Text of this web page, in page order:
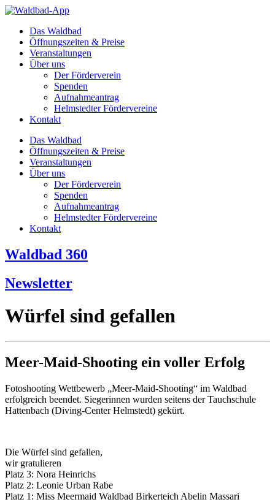
Zum
springenDas Waldbad
Öffnungszeiten & Preise
Veranstaltungen
Über uns
Der Förderverein
Spenden
Aufnahmeantrag
Helmstedter Fördervereine
Kontakt
Das Waldbad
Öffnungszeiten & Preise
Veranstaltungen
Über uns
Der Förderverein
Spenden
Aufnahmeantrag
Helmstedter Fördervereine
Kontakt
Waldbad 360
Newsletter
Würfel sind gefallen
Meer-Maid-Shooting ein voller Erfolg
Fotoshooting Wettbewerb „Meer-Maid-Shooting“ im Waldbad
erfolgreich beendet. Siegerinnen wurden seitens der Tauchschule
Hattenbach (Diving-Center Helmstedt) gekürt.
Die Würfel sind gefallen,
wir gratulieren
Platz 3: Nora Heinrichs
Platz 2: Leonie Urban Rabe
Platz 1: Miss Meermaid Waldbad Birkerteich Abelin Massari